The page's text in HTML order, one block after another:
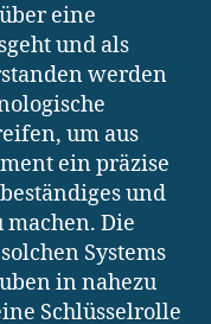
eine
und als
werden
um aus
ein präzise
und
machen. Die
Systems
in nahezu
Schlüsselrolle